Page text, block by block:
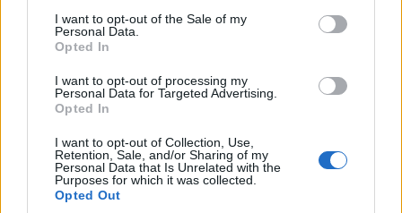
Please note that this website/app uses one or more Google
services and may gather and store information including but
not limited to your visit or usage behaviour. You may click to
use your data for below specified purposes in below Google
consent section.
I want to opt-out of the Sale of my
Personal Data.
Opted In
I want to opt-out of processing my
Personal Data for Targeted Advertising.
Opted In
I want to opt-out of Collection, Use,
Retention, Sale, and/or Sharing of my
Personal Data that Is Unrelated with the
Purposes for which it was collected.
Opted Out
Una joya para mujeres que no piden permiso